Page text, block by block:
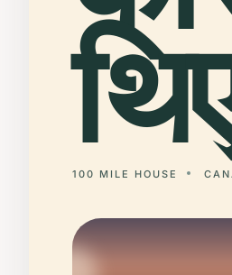
100 MILE HOUSE